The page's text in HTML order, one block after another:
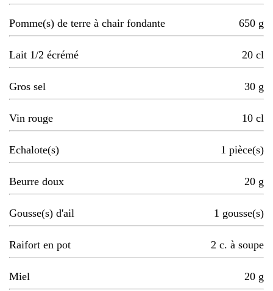
Pomme(s) de terre à chair fondante 650 g
Lait 1/2 écrémé 20 cl
Gros sel 30 g
Vin rouge 10 cl
Echalote(s) 1 pièce(s)
Beurre doux 20 g
Gousse(s) d'ail 1 gousse(s)
Raifort en pot 2 c. à soupe
Miel 20 g